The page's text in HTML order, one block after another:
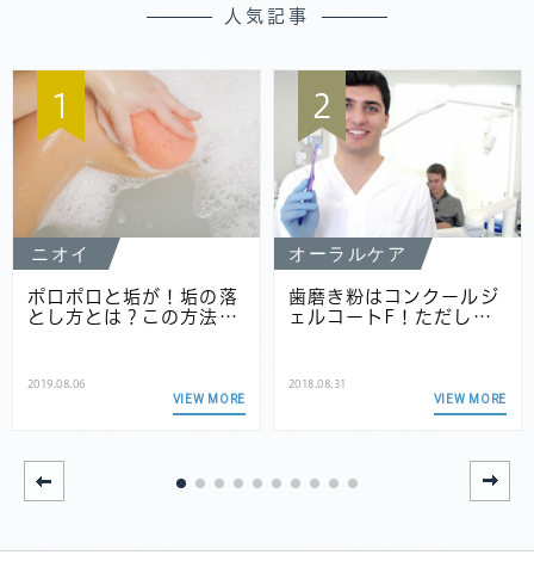
人気記事
1
ニオイ
ポロポロと垢が！垢の落
とし方とは？この方法…
2019.08.06
VIEW MORE
2
オーラルケア
歯磨き粉はコンクールジ
ェルコートF！ただし…
2018.08.31
VIEW MORE